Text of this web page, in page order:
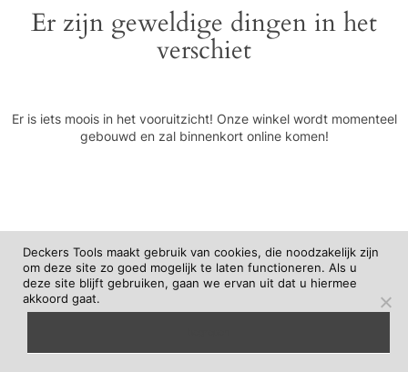
Er zijn geweldige dingen in het
verschiet
Er is iets moois in het vooruitzicht! Onze winkel wordt momenteel
gebouwd en zal binnenkort online komen!
Deckers Tools maakt gebruik van cookies, die noodzakelijk zijn
om deze site zo goed mogelijk te laten functioneren. Als u
deze site blijft gebruiken, gaan we ervan uit dat u hiermee
akkoord gaat.